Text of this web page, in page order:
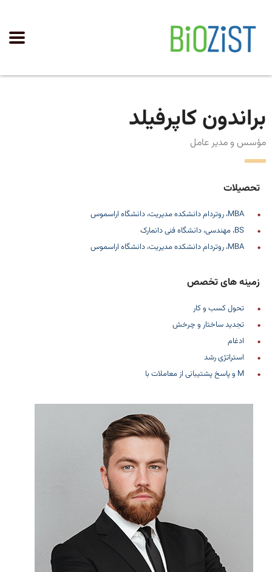
براندون کاپرفیلد
مؤسس و مدیر عامل
تحصیلات
MBA، روتردام دانشکده مدیریت، دانشگاه اراسموس
BS، مهندسی، دانشگاه فنی دانمارک
MBA، روتردام دانشکده مدیریت، دانشگاه اراسموس
زمینه های تخصص
تحول کسب و کار
تجدید ساختار و چرخش
ادغام
استراتژی رشد
M و پاسخ پشتیبانی از معاملات با